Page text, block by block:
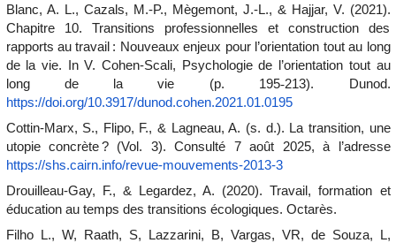
Blanc, A. L., Cazals, M.-P., Mègemont, J.-L., & Hajjar, V. (2021).
Chapitre 10. Transitions professionnelles et construction des
rapports au travail : Nouveaux enjeux pour l’orientation tout au long
de la vie. In V. Cohen-Scali, Psychologie de l’orientation tout au
long de la vie (p. 195‑213). Dunod.
https://doi.org/10.3917/dunod.cohen.2021.01.0195
Cottin-Marx, S., Flipo, F., & Lagneau, A. (s. d.). La transition, une
utopie concrète ?(Vol. 3). Consulté 7 août 2025, à l’adresse
https://shs.cairn.info/revue-mouvements-2013-3
Drouilleau-Gay, F., & Legardez, A. (2020).Travail, formation et
éducation au temps des transitions écologiques. Octarès.
Filho L., W, Raath, S, Lazzarini, B, Vargas, VR, de Souza, L,